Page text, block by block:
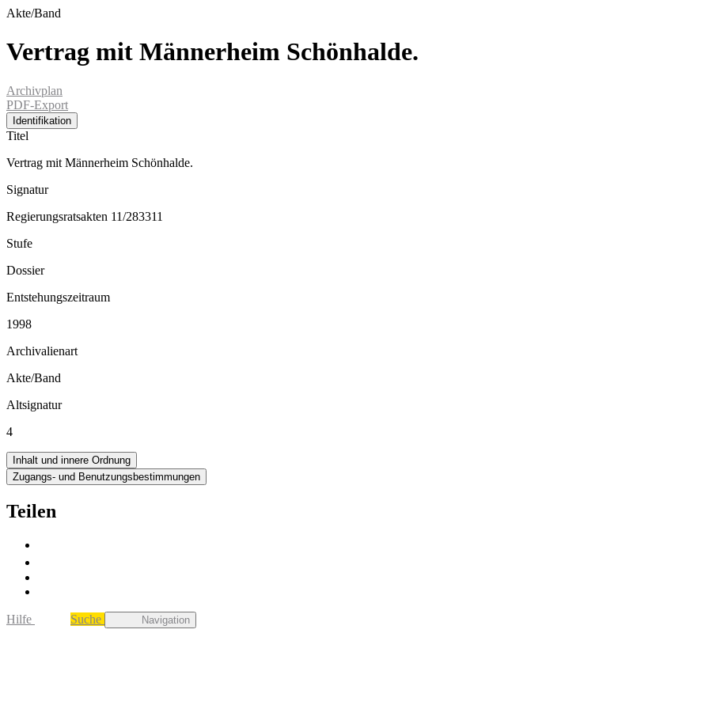
Akte/Band
Vertrag mit Männerheim Schönhalde.
Archivplan
PDF-Export
Identifikation
Titel
Vertrag mit Männerheim Schönhalde.
Signatur
Regierungsratsakten 11/283311
Stufe
Dossier
Entstehungszeitraum
1998
Archivalienart
Akte/Band
Altsignatur
4
Inhalt und innere Ordnung
Zugangs- und Benutzungsbestimmungen
Teilen
Hilfe Suche Navigation